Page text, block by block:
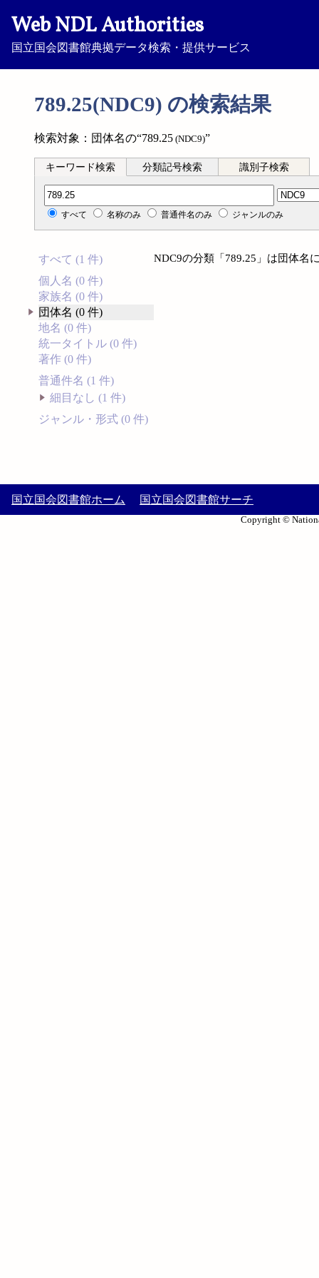
Web NDL Authorities
国立国会図書館典拠データ検索・提供サービス
789.25(NDC9) の検索結果
検索対象：団体名の“789.25 (NDC9)”
キーワード検索 分類記号検索 識別子検索
分類記号検索
すべて 名称のみ 普通件名のみ ジャンルのみ
すべて (1 件)
個人名 (0 件)
家族名 (0 件)
団体名 (0 件)
地名 (0 件)
統一タイトル (0 件)
著作 (0 件)
普通件名 (1 件)
細目なし (1 件)
ジャンル・形式 (0 件)
NDC9の分類「789.25」は団体名
国立国会図書館ホーム 国立国会図書館サーチ
Copyright ©